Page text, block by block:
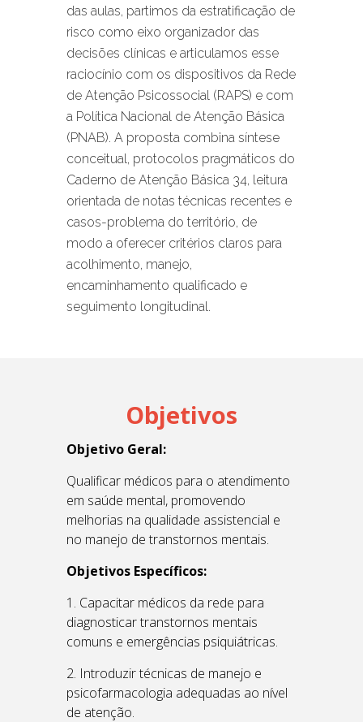
das aulas, partimos da estratificação de
risco como eixo organizador das
decisões clínicas e articulamos esse
raciocínio com os dispositivos da Rede
de Atenção Psicossocial (RAPS) e com
a Política Nacional de Atenção Básica
(PNAB). A proposta combina síntese
conceitual, protocolos pragmáticos do
Caderno de Atenção Básica 34, leitura
orientada de notas técnicas recentes e
casos-problema do território, de
modo a oferecer critérios claros para
acolhimento, manejo,
encaminhamento qualificado e
seguimento longitudinal.
Objetivos
Objetivo Geral:
Qualificar médicos para o atendimento
em saúde mental, promovendo
melhorias na qualidade assistencial e
no manejo de transtornos mentais.
Objetivos Específicos:
1. Capacitar médicos da rede para
diagnosticar transtornos mentais
comuns e emergências psiquiátricas.
2. Introduzir técnicas de manejo e
psicofarmacologia adequadas ao nível
de atenção.